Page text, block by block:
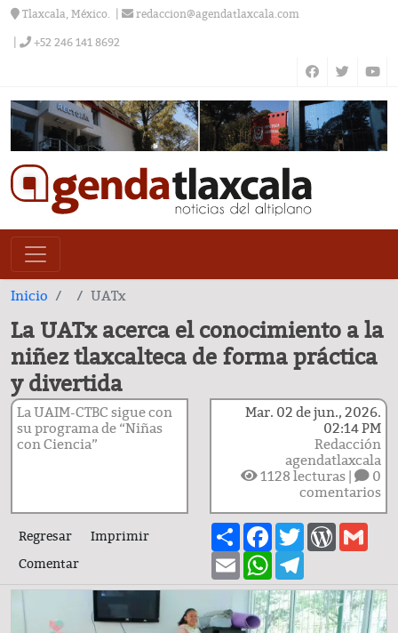
Tlaxcala, México. redaccion@agendatlaxcala.com
+52 246 141 8692
Inicio UATx
La UATx acerca el conocimiento a la
niñez tlaxcalteca de forma práctica
y divertida
La UAIM-CTBC sigue con
su programa de “Niñas
con Ciencia”
Mar. 02 de jun., 2026.
02:14 PM
Redacción
agendatlaxcala
1128 lecturas |
0
comentarios
Regresar
Imprimir
Comentar
ShareFacebook
Twitter
EmailWhatsApp